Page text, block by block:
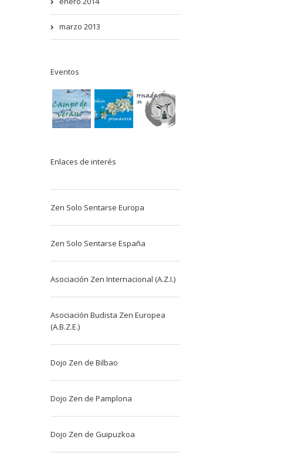
marzo 2013
Eventos
Enlaces de interés
Zen Solo Sentarse Europa
Zen Solo Sentarse España
Asociación Zen Internacional (A.Z.I.)
Asociación Budista Zen Europea
(A.B.Z.E.)
Dojo Zen de Bilbao
Dojo Zen de Pamplona
Dojo Zen de Guipuzkoa